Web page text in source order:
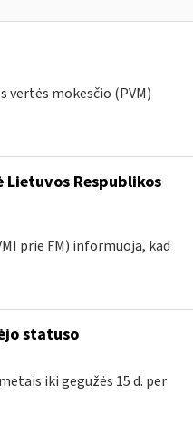
vertės mokesčio (PVM)
Lietuvos Respublikos
prie FM) informuoja, kad
statuso
iki gegužės 15 d. per